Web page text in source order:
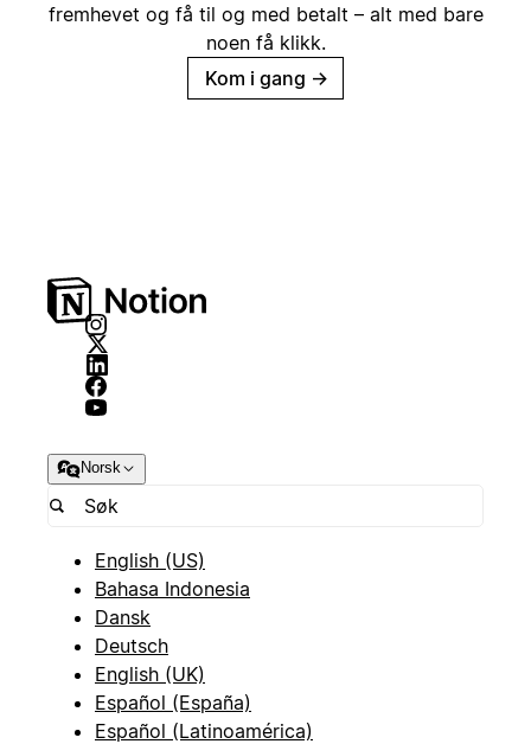
fremhevet og få til og med betalt – alt med bare
noen få klikk.
Kom i gang →
Norsk
English (US)
Bahasa Indonesia
Dansk
Deutsch
English (UK)
Español (España)
Español (Latinoamérica)